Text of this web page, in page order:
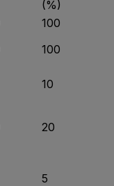
(%)
100
100
10
20
5